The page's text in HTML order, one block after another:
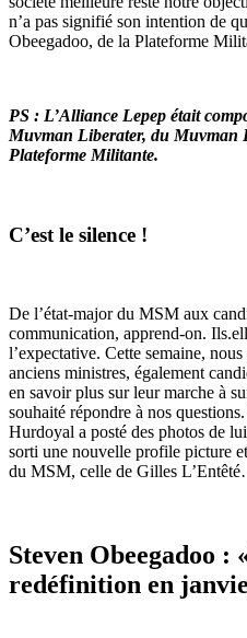
n’a pas signifié son intention de
Obeegadoo, de la Plateforme
PS : L’Alliance Lepep était
Muvman Liberater, du Muvman
Plateforme Militante.
C’est le silence !
De l’état-major du MSM aux
communication, apprend-on.
l’expectative. Cette semaine,
anciens ministres, également
en savoir plus sur leur marche à
souhaité répondre à nos
Hurdoyal a posté des photos de
sorti une nouvelle profile picture
du MSM, celle de Gilles
Steven Obeegadoo :
redéfinition en